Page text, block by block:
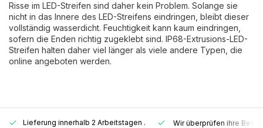
Risse im LED-Streifen sind daher kein Problem. Solange sie
nicht in das Innere des LED-Streifens eindringen, bleibt dieser
vollständig wasserdicht. Feuchtigkeit kann kaum eindringen,
sofern die Enden richtig zugeklebt sind. IP68-Extrusions-LED-
Streifen halten daher viel länger als viele andere Typen, die
online angeboten werden.
Lieferung innerhalb 2 Arbeitstagen . Wir überprüfen ihre